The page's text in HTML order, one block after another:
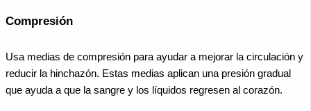
Compresión
Usa medias de compresión para ayudar a mejorar la circulación y
reducir la hinchazón. Estas medias aplican una presión gradual
que ayuda a que la sangre y los líquidos regresen al corazón.